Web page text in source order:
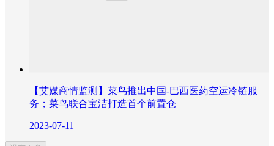
【艾媒商情监测】菜鸟推出中国-巴西医药空运冷链服
务；菜鸟联合宝洁打造首个前置仓
2023-07-11